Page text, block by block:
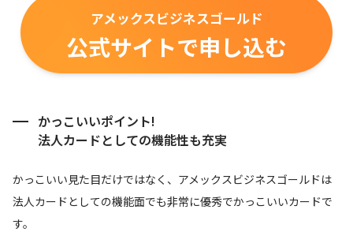
アメックスビジネスゴールド
公式サイトで申し込む
かっこいいポイント!
法人カードとしての機能性も充実
かっこいい見た目だけではなく、アメックスビジネスゴールドは
法人カードとしての機能面でも非常に優秀でかっこいいカードで
す。